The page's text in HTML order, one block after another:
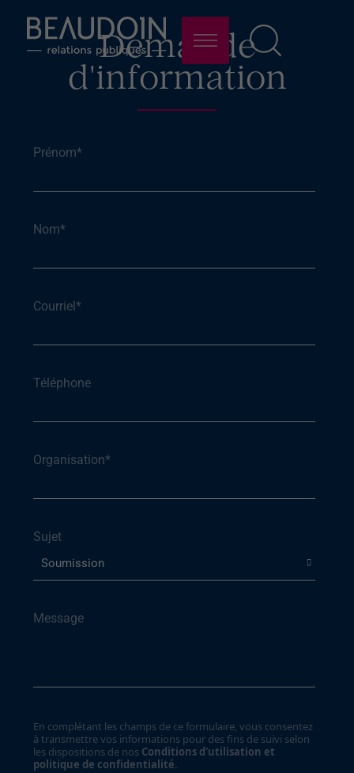
Demande
d'information
Prénom*
Nom*
Courriel*
Téléphone
Organisation*
Sujet
Message
En complétant les champs de ce formulaire, vous consentez
à transmettre vos informations pour des fins de suivi selon
les dispositions de nos Conditions d'utilisation et
politique de confidentialité.